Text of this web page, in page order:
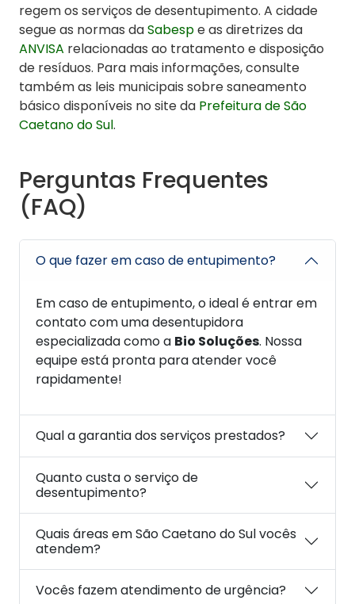
regem os serviços de desentupimento. A cidade
segue as normas daSabespe as diretrizes da
ANVISA relacionadas ao tratamento e disposição
de resíduos. Para mais informações, consulte
também as leis municipais sobre saneamento
básico disponíveis no site da Prefeitura de São
Caetano do Sul.
Perguntas Frequentes
(FAQ)
O que fazer em caso de entupimento?
Em caso de entupimento, o ideal é entrar em
contato com uma desentupidora
especializada como a Bio Soluções. Nossa
equipe está pronta para atender você
rapidamente!
Qual a garantia dos serviços prestados?
Quanto custa o serviço de
desentupimento?
Quais áreas em São Caetano do Sul vocês
atendem?
Vocês fazem atendimento de urgência?